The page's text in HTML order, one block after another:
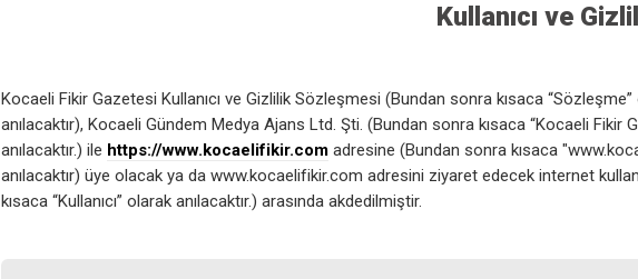
Kullanıcı ve
Kocaeli Fikir Gazetesi Kullanıcı ve Gizlilik Sözleşmesi (Bundan sonra kısaca “Sözleşme”
anılacaktır), Kocaeli Gündem Medya Ajans Ltd. Şti. (Bundan sonra kısaca “Kocaeli Fikir
anılacaktır.) ile https://www.kocaelifikir.comadresine (Bundan sonra kısaca
anılacaktır) üye olacak ya da www.kocaelifikir.com adresini ziyaret edecek internet
kısaca “Kullanıcı” olarak anılacaktır.) arasında akdedilmiştir.